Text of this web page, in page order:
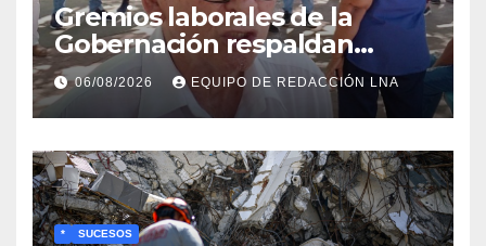
Gremios laborales de la
Gobernación respaldan
propuesta de Bono
Recreativo de 100 dólares
para jubilados, pensionados y
activos
06/08/2026 EQUIPO DE REDACCIÓN LNA
* SUCESOS